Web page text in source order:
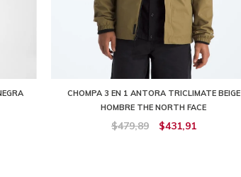
CHOMPA 3 EN 1 ANTORA TRICLIMATE BEIGE
HOMBRE THE NORTH FACE
$479,89 $431,91